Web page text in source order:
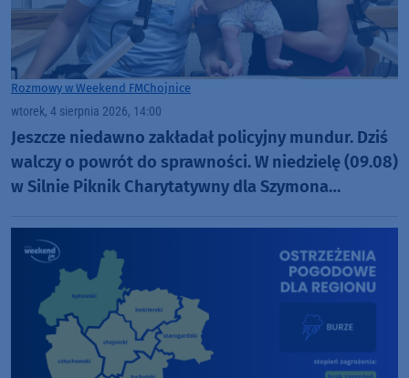
Rozmowy w Weekend FMChojnice
wtorek, 4 sierpnia 2026, 14:00
Jeszcze niedawno zakładał policyjny mundur. Dziś
walczy o powrót do sprawności. W niedzielę (09.08)
w Silnie Piknik Charytatywny dla Szymona